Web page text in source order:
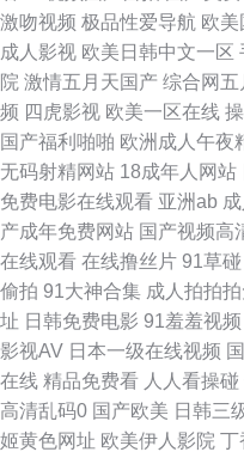
草亚洲网址 91黄色传媒视频 福
AV免费看 欧美综合在线123 成
月成人导航 91九色国产熟女 91
91乱子伦 精品国产毛片 九色国
狼视频全集 91传媒色情片 国产
二区三区 久草成人 亚洲先锋资源
热麻豆探花 丝袜老师oj后入 99
品欧美亚洲国产 色中色国产AV
激吻视频 极品性爱导航 欧美
成人影视 欧美日韩中文一区
院 激情五月天国产 综合网五
频 四虎影视 欧美一区在线
国产福利啪啪 欧洲成人午夜
无码射精网站 18成年人网站
免费电影在线观看 亚洲ab
产成年免费网站 国产视频高
在线观看 在线撸丝片 91草碰
偷拍 91大神合集 成人拍拍
址 日韩免费电影 91羞羞视频
影视AV 日本一级在线视频
在线 精品免费看 人人看操碰
高清乱码0 国产欧美 日韩三
姬黄色网址 欧美伊人影院 丁